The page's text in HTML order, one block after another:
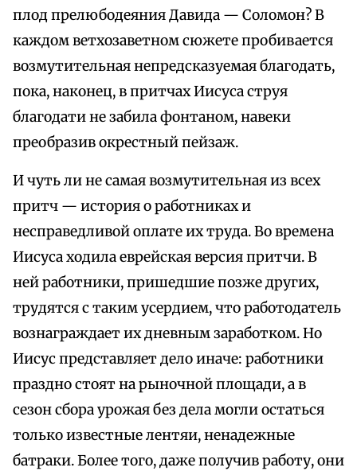
плод прелюбодеяния Давида — Соломон? В
каждом ветхозаветном сюжете пробивается
возмутительная непредсказуемая благодать,
пока, наконец, в притчах Иисуса струя
благодати не забила фонтаном, навеки
преобразив окрестный пейзаж.
И чуть ли не самая возмутительная из всех
притч — история о работниках и
несправедливой оплате их труда. Во времена
Иисуса ходила еврейская версия притчи. В
ней работники, пришедшие позже других,
трудятся с таким усердием, что работодатель
вознаграждает их дневным заработком. Но
Иисус представляет дело иначе: работники
праздно стоят на рыночной площади, а в
сезон сбора урожая без дела могли остаться
только известные лентяи, ненадежные
батраки. Более того, даже получив работу, они